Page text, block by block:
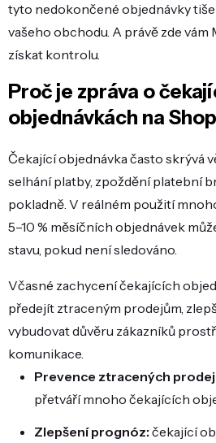
tyto nedokončené objednávky
vašeho obchodu. A právě zde vám
získat kontrolu.
Proč je zpráva o
objednávkách na
Čekající objednávka často skrývá
selhání platby, zpoždění platební
pokladně. V reálném použití
5–10 % měsíčních objednávek
stavu, pokud není sledováno.
Včasné zachycení čekajících
předejít ztraceným prodejům,
vybudovat důvěru zákazníků
komunikace.
Prevence ztracených
přetváří mnoho čekajících
Zlepšení prognóz: čekající